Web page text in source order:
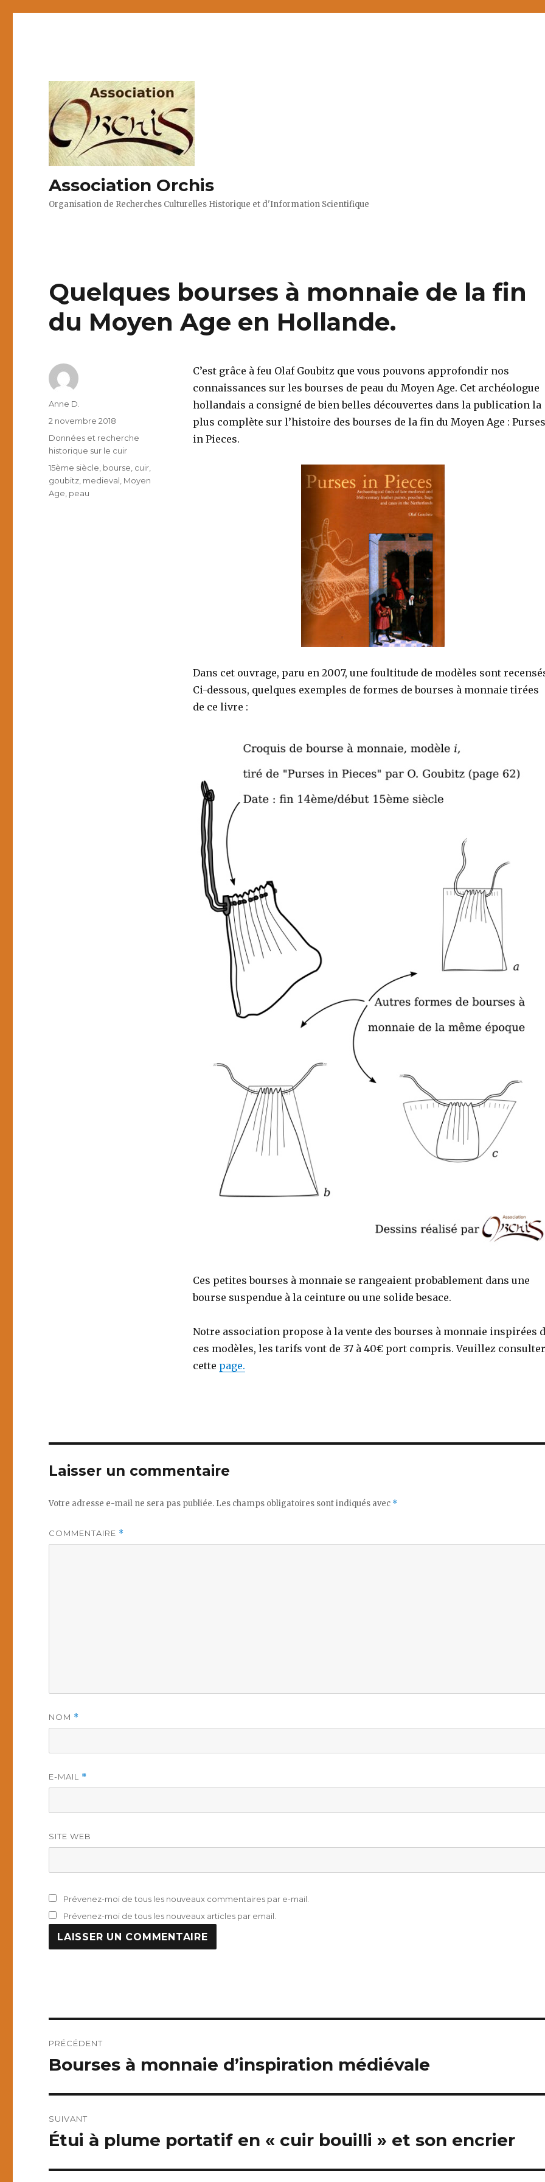
Association Orchis
Organisation de Recherches Culturelles Historique et d'Information Scientifique
Quelques bourses à monnaie de la fin
du Moyen Age en Hollande.
C’est grâce à feu Olaf Goubitz que vous pouvons approfondir nos
connaissances sur les bourses de peau du Moyen Age. Cet archéologue
hollandais a consigné de bien belles découvertes dans la publication la
plus complète sur l’histoire des bourses de la fin du Moyen Age : Purses
in Pieces.
Dans cet ouvrage, paru en 2007, une foultitude de modèles sont
Ci-dessous, quelques exemples de formes de bourses à monnaie tirées
de ce livre :
Ces petites bourses à monnaie se rangeaient probablement dans une
bourse suspendue à la ceinture ou une solide besace.
Notre association propose à la vente des bourses à monnaie inspirées
ces modèles, les tarifs vont de 37 à 40€ port compris. Veuillez consulter
cette page.
Auteur
Anne D.
Publié
2 novembre 2018
Catégories
Données et recherche
historique sur le cuir
Étiquettes
15ème siècle bourse cuir
goubitz medieval Moyen
Age peau
Laisser un commentaire
Votre adresse e-mail ne sera pas publiée. Les champs obligatoires sont indiqués avec *
COMMENTAIRE *
NOM *
E-MAIL *
SITE WEB
Prévenez-moi de tous les nouveaux commentaires par e-mail.
Prévenez-moi de tous les nouveaux articles par email.
de
PRÉCÉDENT
Publication
Bourses à monnaie d’inspiration médiévale
SUIVANT
Publication
Étui à plume portatif en « cuir bouilli » et son encrier